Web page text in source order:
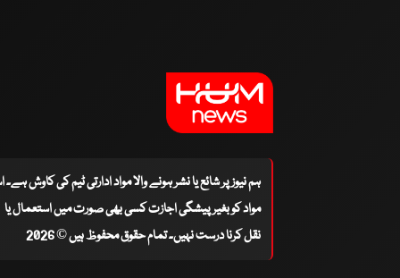
ہم نیوز پر شائع یا نشر ہونے والا مواد ادارتی ٹیم کی کاوش
مواد کو بغیر پیشگی اجازت کسی بھی صورت میں استعمال یا
نقل کرنا درست نہیں۔ تمام حقوق محفوظ ہیں © 2026